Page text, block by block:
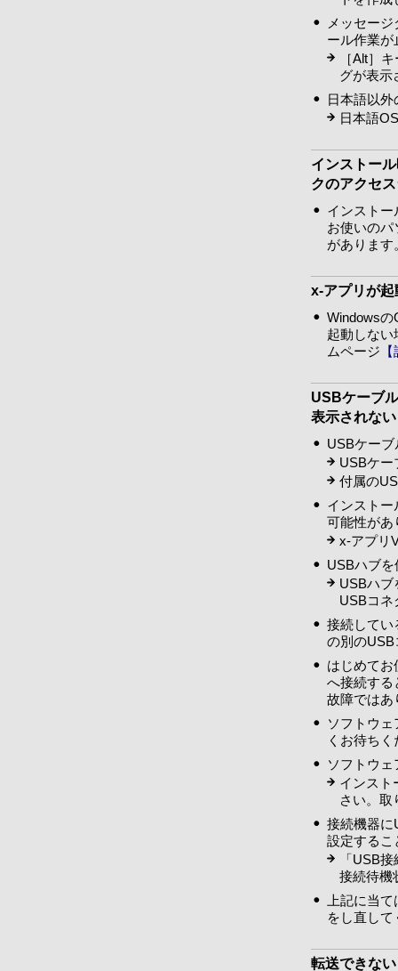
メッセー
ール作業
［Alt］
グが表示
日本語以
日本語
インストー
クのアクセ
インスト
お使いの
があります
x-アプリが起
Windows
起動しな
ムページ
USBケーブ
表示されな
USBケー
USBケー
付属の
インストー
可能性があ
x-アプリ
USBハブ
USBハブ
USBコネ
接続してい
の別の
はじめて
へ接続する
故障ではあ
ソフトウ
くお待ち
ソフトウ
インスト
さい。取
接続機器に
設定するこ
「USB
接続待機
上記に当
をし直して
転送できない